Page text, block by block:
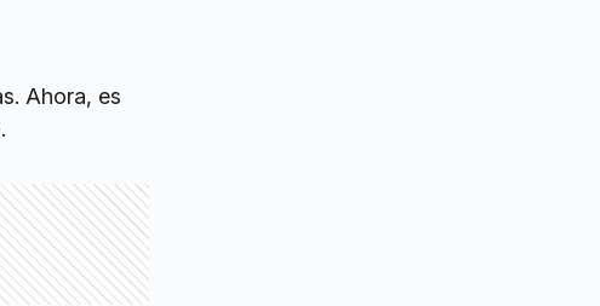
Ahora, es